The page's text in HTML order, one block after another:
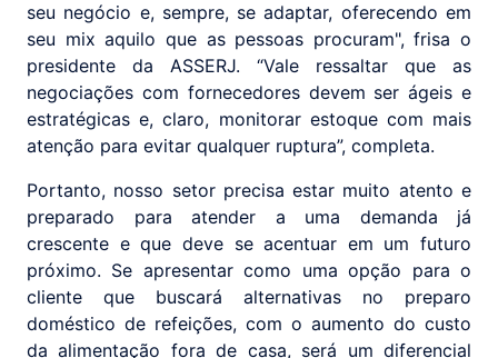
seu negócio e, sempre, se adaptar, oferecendo em
seu mix aquilo que as pessoas procuram", frisa o
presidente da ASSERJ. “Vale ressaltar que as
negociações com fornecedores devem ser ágeis e
estratégicas e, claro, monitorar estoque com mais
atenção para evitar qualquer ruptura”, completa.
Portanto, nosso setor precisa estar muito atento e
preparado para atender a uma demanda já
crescente e que deve se acentuar em um futuro
próximo. Se apresentar como uma opção para o
cliente que buscará alternativas no preparo
doméstico de refeições, com o aumento do custo
da alimentação fora de casa, será um diferencial